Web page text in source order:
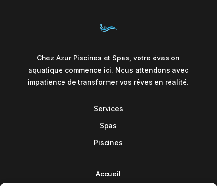
Chez Azur Piscines et Spas, votre évasion
aquatique commence ici. Nous attendons avec
impatience de transformer vos rêves en réalité.
Services
Spas
Piscines
Accueil